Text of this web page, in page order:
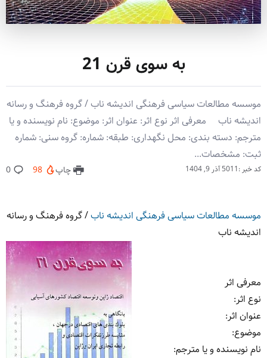
به سوی قرن 21
موسسه مطالعات سیاسی فرهنگی اندیشه ناب / گروه فرهنگ و رسانه
اندیشه ناب معرفی اثر نوع اثر: عنوان اثر: موضوع: نام نویسنده و یا
مترجم: دسته بندی: محل نگهداری: طبقه: شماره: گروه سنی: شماره
ثبت: مشخصات...
کد خبر :5011 آذر 9, 1404 چاپ 98
0
موسسه مطالعات سیاسی فرهنگی اندیشه ناب/گروه فرهنگ و رسانه
اندیشه ناب
معرفی اثر
نوع اثر:
عنوان اثر:
موضوع:
نام نویسنده و یا مترجم: